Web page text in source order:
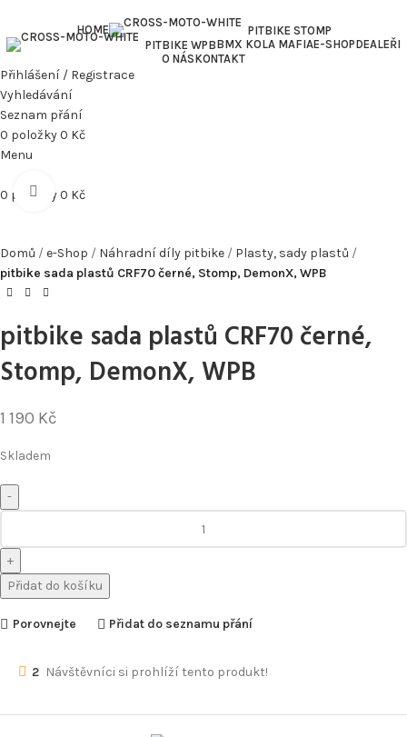
HOME
PITBIKE STOMP
PITBIKE WPBBMX KOLA MAFIAE-SHOPDEALEŘI
O NÁSKONTAKT
Přihlášení / Registrace
Vyhledávání
Seznam přání
0 položky0 Kč
Menu
0 položky0 Kč
Kliknutím zvětšíte
Domů e-Shop Náhradní díly pitbike
Plasty, sady plastů
pitbike sada plastů CRF70 černé, Stomp, DemonX, WPB
pitbike sada plastů CRF70 černé,
Stomp, DemonX, WPB
1 190 Kč
Skladem
Přidat do košíku
Porovnejte Přidat do seznamu přání
2 Návštěvníci si prohlíží tento produkt!